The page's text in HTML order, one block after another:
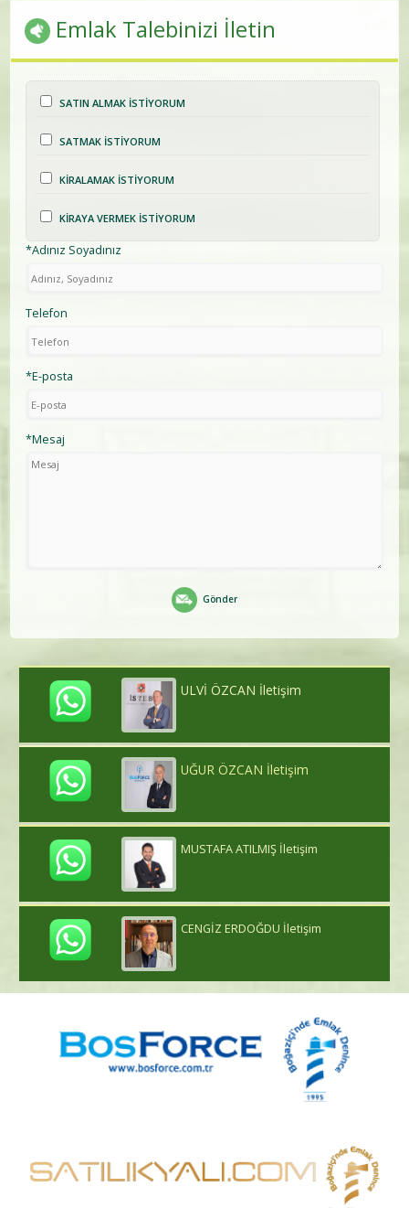
Emlak Talebinizi İletin
SATIN ALMAK İSTİYORUM
SATMAK İSTİYORUM
KİRALAMAK İSTİYORUM
KİRAYA VERMEK İSTİYORUM
*Adınız Soyadınız
Telefon
*E-posta
*Mesaj
Gönder
ULVİ ÖZCAN İletişim
UĞUR ÖZCAN İletişim
MUSTAFA ATILMIŞ İletişim
CENGİZ ERDOĞDU İletişim